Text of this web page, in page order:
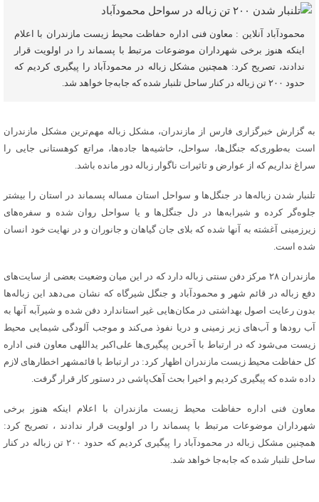
محمودآباد آنلاین : معاون فنی اداره حفاظت محیط زیست مازندران با اعلام
اینکه هنوز برخی شهرداران موضوعات مرتبط با پسماند را در اولویت قرار
ندادند، تصریح کرد: همچنین مشکل زباله در محمودآباد را پیگیری کردیم که
حدود ۲۰۰ تن زباله در کنار ساحل تلنبار شده که جابه‌جا خواهد شد.
به گزارش خبرگزاری فارس از مازندران، مشکل زباله مهم‌ترین مشکل مازندران
است به‌طوری‌که جنگل‌ها، سواحل، حاشیه‌ها جاده‌ها، مراتع کوهستانی جایی‌ را
سراغ نداریم که از عوارض و تاثیرات ناگوار زباله دور مانده باشد.
تلنبار شدن زباله‌ها در جنگل‌ها و سواحل استان مساله پسماند در استان را بیشتر
جلوه‌گر کرده و شیرابه‌ها در دل جنگل‌ها و یا سواحل روان شده و سفره‌های
زیرزمینی آغشته به آنها شده که بلای جان گیاهان و جانوران و در نهایت خود انسان
شده است.
مازندران ۲۸ مرکز دفن سنتی زباله دارد که در این میان وضعیت بعضی از سایت‌‌های
دفع زباله در قائم شهر و محمودآباد و جنگل شیرگاه که نشان می‌دهد این زباله‌ها
بدون رعایت اصول بهداشتی در مکان‌‌هایی غیر استاندارد دفن شده و شیرآبه آنها به
آب رودها و آب‌های زیر زمینی و دریا نفوذ می‌کند و موجب آلودگی شیمایی محیط
زیست می‌شود که در ارتباط با آخرین پیگیری‌ها علی‌اکبر یداللهی معاون فنی اداره
کل حفاظت محیط زیست مازندران اظهار کرد: در ارتباط با قائمشهر اخطارهای لازم
داده شده که پیگیری کردیم و اخیرا بحث آهک‌پاشی در دستور کار قرار گرفت.
معاون فنی اداره حفاظت محیط زیست مازندران با اعلام اینکه هنوز برخی
شهرداران موضوعات مرتبط با پسماند را در اولویت قرار ندادند ، تصریح کرد:
همچنین مشکل زباله در محمودآباد را پیگیری کردیم که حدود ۲۰۰ تن زباله در کنار
ساحل تلنبار شده که جابه‌جا خواهد شد.